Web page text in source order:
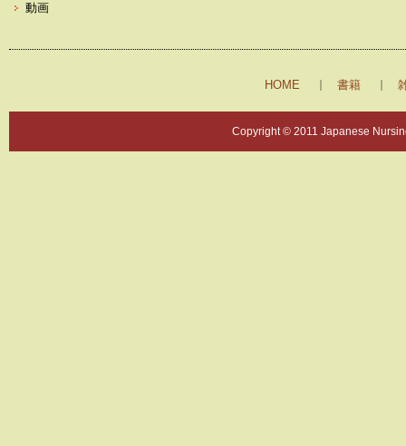
動画
HOME 書籍
Copyright © 2011 Japanese